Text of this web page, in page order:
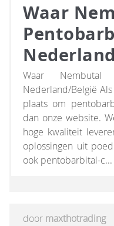
Waar
Waar
Nederland/België
plaats om
dan onze website.
hoge kwaliteit
oplossingen uit
ook pentobarbital-c...
door maxthotrading